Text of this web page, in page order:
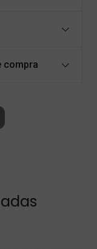
compra